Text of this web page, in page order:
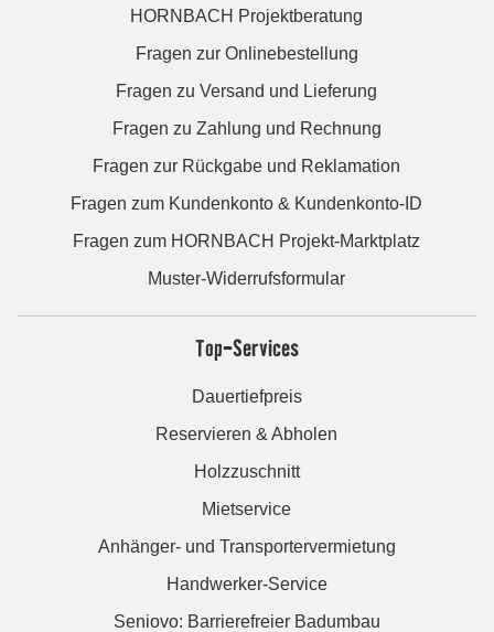
HORNBACH Projektberatung
Fragen zur Onlinebestellung
Fragen zu Versand und Lieferung
Fragen zu Zahlung und Rechnung
Fragen zur Rückgabe und Reklamation
Fragen zum Kundenkonto & Kundenkonto-ID
Fragen zum HORNBACH Projekt-Marktplatz
Muster-Widerrufsformular
Top-Services
Dauertiefpreis
Reservieren & Abholen
Holzzuschnitt
Mietservice
Anhänger- und Transportervermietung
Handwerker-Service
Seniovo: Barrierefreier Badumbau